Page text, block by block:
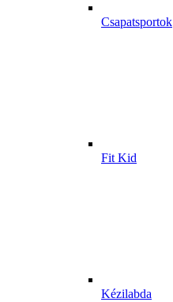
Csapatsportok
Fit Kid
Kézilabda